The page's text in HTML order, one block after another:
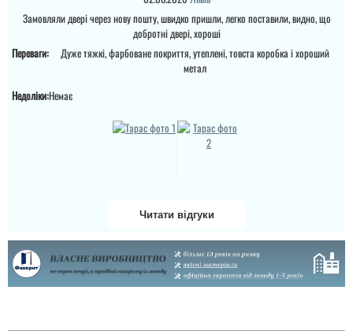
Олександру....
читати всі відгуки
Замовляли двері через нову пошту, швидко пришли, легко поставили, видно, що
добротні двері, хороші
Переваги:
Дуже тяжкі, фарбоване покриття, утеплені, товста коробка і хороший
метал
Недоліки:Немає
Читати відгуки